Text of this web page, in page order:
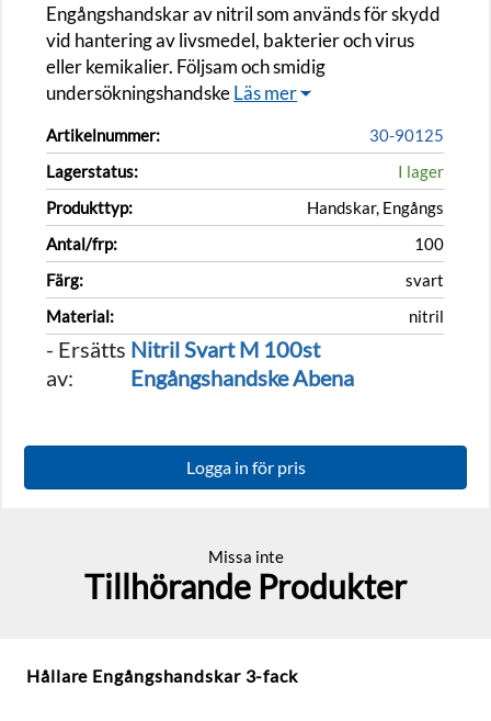
Engångshandskar av nitril som används för skydd
vid hantering av livsmedel, bakterier och virus
eller kemikalier. Följsam och smidig
undersökningshandskeLäs mer
Artikelnummer:
30-90125
Lagerstatus:
I lager
Produkttyp:
Handskar, Engångs
Antal/frp:
100
Färg:
svart
Material:
nitril
- Ersätts
av:
Nitril Svart M 100st
Engångshandske Abena
Logga in för pris
Missa inte
Tillhörande Produkter
Hållare Engångshandskar 3-fack